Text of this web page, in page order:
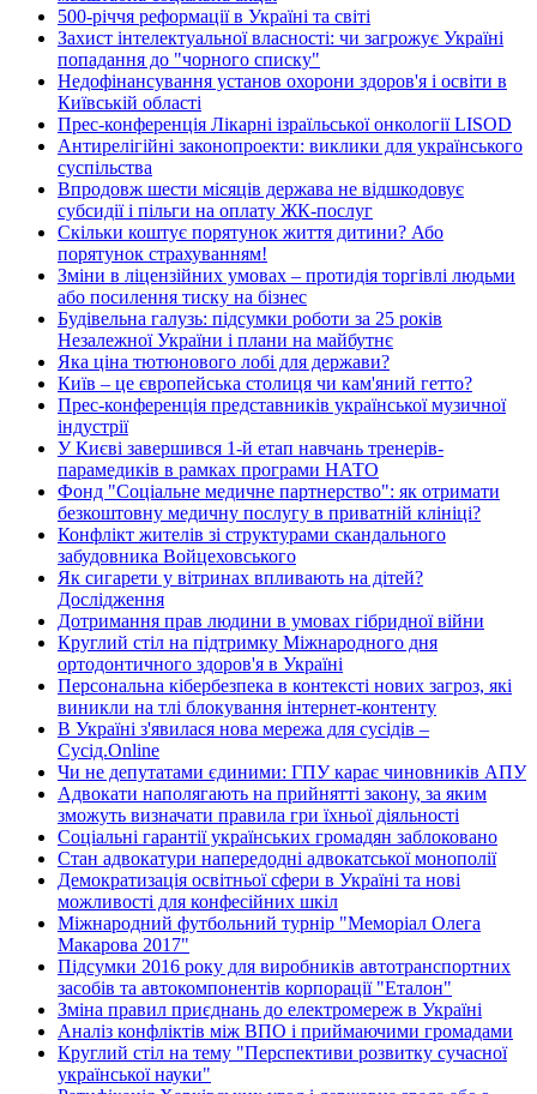
500-річчя реформації в Україні та світі
Захист інтелектуальної власності: чи загрожує Україні
попадання до "чорного списку"
Недофінансування установ охорони здоров'я і освіти в
Київській області
Прес-конференція Лікарні ізраїльської онкології LISOD
Антирелігійні законопроекти: виклики для українського
суспільства
Впродовж шести місяців держава не відшкодовує
субсидії і пільги на оплату ЖК-послуг
Скільки коштує порятунок життя дитини? Або
порятунок страхуванням!
Зміни в ліцензійних умовах – протидія торгівлі людьми
або посилення тиску на бізнес
Будівельна галузь: підсумки роботи за 25 років
Незалежної України і плани на майбутнє
Яка ціна тютюнового лобі для держави?
Київ – це європейська столиця чи кам'яний гетто?
Прес-конференція представників української музичної
індустрії
У Києві завершився 1-й етап навчань тренерів-
парамедиків в рамках програми НАТО
Фонд "Соціальне медичне партнерство": як отримати
безкоштовну медичну послугу в приватній клініці?
Конфлікт жителів зі структурами скандального
забудовника Войцеховського
Як сигарети у вітринах впливають на дітей?
Дослідження
Дотримання прав людини в умовах гібридної війни
Круглий стіл на підтримку Міжнародного дня
ортодонтичного здоров'я в Україні
Персональна кібербезпека в контексті нових загроз, які
виникли на тлі блокування інтернет-контенту
В Україні з'явилася нова мережа для сусідів –
Сусід.Online
Чи не депутатами єдиними: ГПУ карає чиновників АПУ
Адвокати наполягають на прийнятті закону, за яким
зможуть визначати правила гри їхньої діяльності
Соціальні гарантії українських громадян заблоковано
Стан адвокатури напередодні адвокатської монополії
Демократизація освітньої сфери в Україні та нові
можливості для конфесійних шкіл
Міжнародний футбольний турнір "Меморіал Олега
Макарова 2017"
Підсумки 2016 року для виробників автотранспортних
засобів та автокомпонентів корпорації "Еталон"
Зміна правил приєднань до електромереж в Україні
Аналіз конфліктів між ВПО і приймаючими громадами
Круглий стіл на тему "Перспективи розвитку сучасної
української науки"